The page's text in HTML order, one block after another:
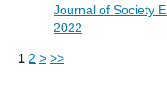
Journal of Society
2022
1 2 > >>